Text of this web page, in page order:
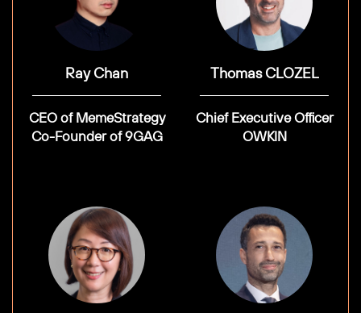
Ray Chan
CEO of MemeStrategy
Co-Founder of 9GAG
Thomas CLOZEL
Chief Executive Officer
OWKIN